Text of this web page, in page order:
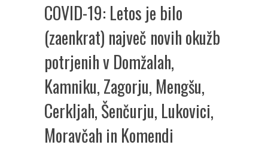
COVID-19: Letos je bilo
(zaenkrat) največ novih okužb
potrjenih v Domžalah,
Kamniku, Zagorju, Mengšu,
Cerkljah, Šenčurju, Lukovici,
Moravčah in Komendi